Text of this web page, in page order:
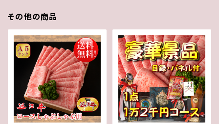
その他の商品